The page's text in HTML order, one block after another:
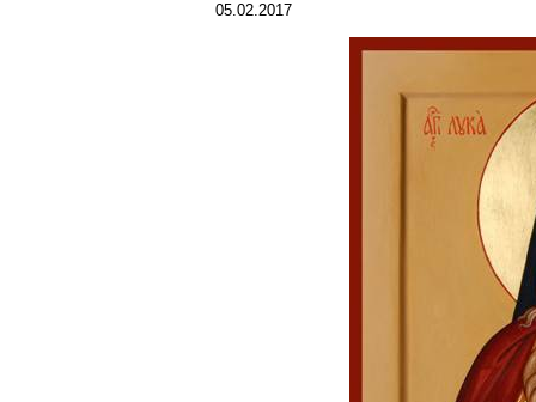
05.02.2017